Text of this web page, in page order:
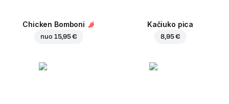
Chicken Bomboni
nuo 15,95 €
Kačiuko pica
8,95 €